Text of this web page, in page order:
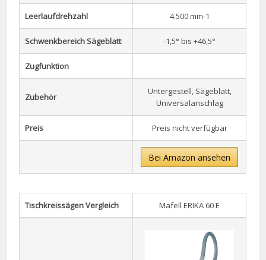
Leerlaufdrehzahl 4.500 min-1
Schwenkbereich Sägeblatt -1,5° bis +46,5°
Zugfunktion
Zubehör
Untergestell, Sägeblatt,
Universalanschlag
Preis Preis nicht verfügbar
Bei Amazon ansehen
Tischkreissägen Vergleich Mafell ERIKA 60 E